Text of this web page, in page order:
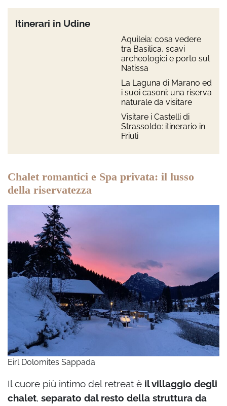
Itinerari in Udine
Aquileia: cosa vedere
tra Basilica, scavi
archeologici e porto sul
Natissa
La Laguna di Marano ed
i suoi casoni: una riserva
naturale da visitare
Visitare i Castelli di
Strassoldo: itinerario in
Friuli
Chalet romantici e Spa privata: il lusso
della riservatezza
Eirl Dolomites Sappada
Il cuore più intimo del retreat è il villaggio degli
chalet, separato dal resto della struttura da